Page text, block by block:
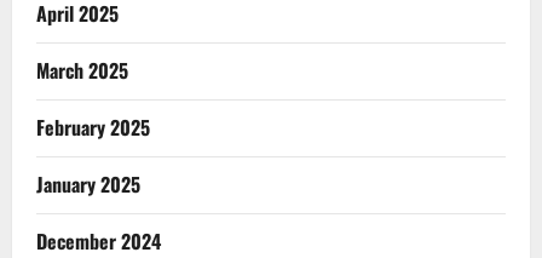
April 2025
March 2025
February 2025
January 2025
December 2024